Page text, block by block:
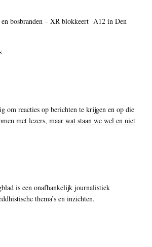
en bosbranden – XR blokkeert A12 in Den
om reacties op berichten te krijgen en op die
met lezers, maarwat staan we wel en niet
is een onafhankelijk journalistiek
thema’s en inzichten.